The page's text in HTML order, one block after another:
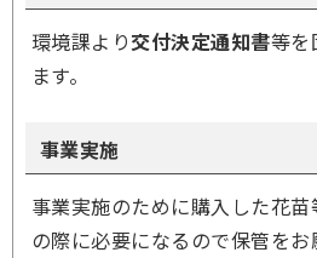
環境課より交付決定通知書等を
ます。
事業実施
事業実施のために購入した花
の際に必要になるので保管をお